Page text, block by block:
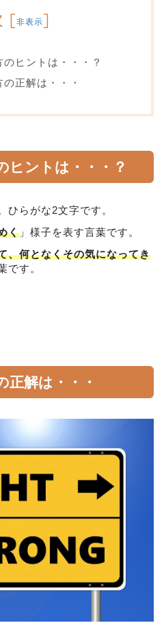
[非表示]
のヒントは・・・？
の正解は・・・
ヒントは・・・？
ひらがな2文字です。
く 」様子を表す言葉です。
、何となくその気になってき
です。
正解は・・・